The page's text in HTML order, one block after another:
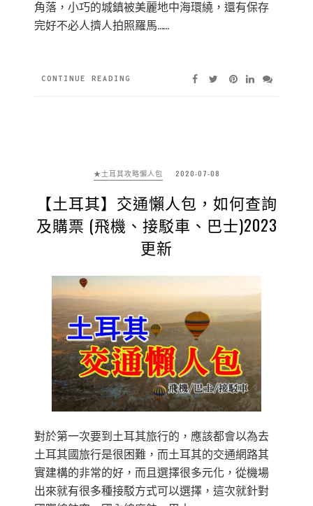
角落，小巧的城鎮被美麗地中海環繞，還有保存
完好不必人擠人拍照羅馬……
CONTINUE READING
★土耳其攻略懶人包 2020-07-08
【土耳其】交通懶人包，如何查詢
及購票 (飛機、接駁車、巴士)2023
更新
對於第一次要到土耳其旅行的，應該都會以為去
土耳其國旅行是很困難，而土耳其的交通網路其
實建構的非常的好，而且選擇很多元化，從機場
出來就有很多種接駁方式可以選擇，這次就針對